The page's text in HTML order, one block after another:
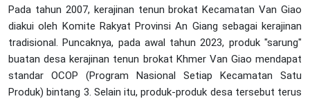
Pada tahun 2007, kerajinan tenun brokat Kecamatan Van Giao
diakui oleh Komite Rakyat Provinsi An Giang sebagai kerajinan
tradisional. Puncaknya, pada awal tahun 2023, produk "sarung"
buatan desa kerajinan tenun brokat Khmer Van Giao mendapat
standar OCOP (Program Nasional Setiap Kecamatan Satu
Produk) bintang 3. Selain itu, produk-produk desa tersebut terus